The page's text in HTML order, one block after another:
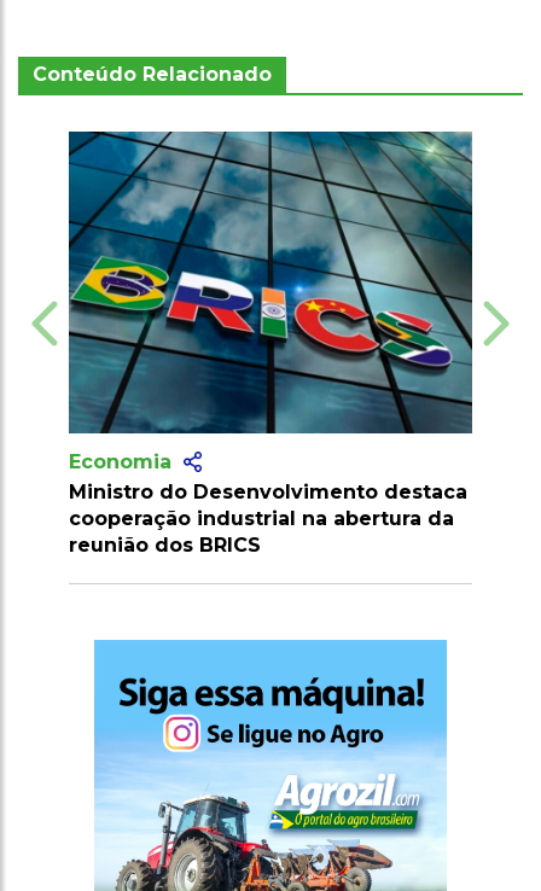
Conteúdo Relacionado
destaca
na abertura da
Economia
Brasil cria Conselho
para fortalecer sua soberania